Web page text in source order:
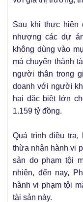
Sau khi thực hiện
nhượng các dự
không dùng vào
mà chuyển thành
người thân trong
doanh với người
hại đặc biệt lớn
1.159 tỷ đồng.
Quá trình điều tra,
thừa nhận hành vi
sản do phạm tội
nhiên, đến nay,
hành vi phạm tội
tài sản này.